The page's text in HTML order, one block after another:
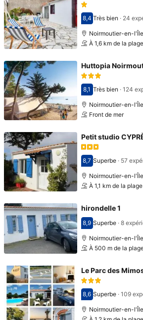
Avec une note de 8,4
8,4 Très bien · 24
Noirmoutier-en-
À 1,6 km de la plage
Huttopia
Avec une note de 8,1
8,1 Très bien · 124
Noirmoutier-en-
Front de mer
Petit studio
Avec une note de 8,7
8,7 Superbe· 57
Noirmoutier-en-
À 1,1 km de la plage
hirondelle 1
Avec une note de 8,9
8,9 Superbe· 8
Noirmoutier-en-
À 500 m de la
Le Parc des
Avec une note de 8,6
8,6 Superbe· 109
Noirmoutier-en-